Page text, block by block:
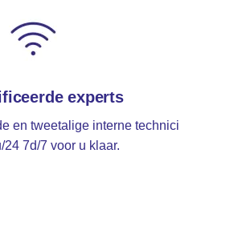
experts
en tweetalige interne technici
24 7d/7 voor u klaar.